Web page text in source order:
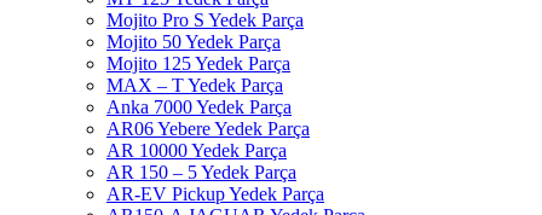
Mojito Pro S Yedek Parça
Mojito 50 Yedek Parça
Mojito 125 Yedek Parça
MAX – T Yedek Parça
Anka 7000 Yedek Parça
AR06 Yebere Yedek Parça
AR 10000 Yedek Parça
AR 150 – 5 Yedek Parça
AR-EV Pickup Yedek Parça